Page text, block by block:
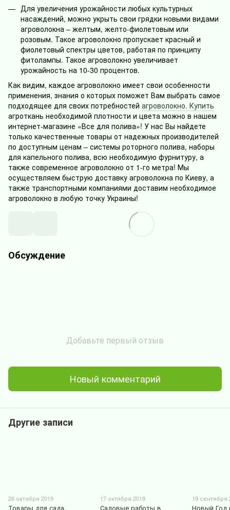
Для увеличения урожайности любых культурных
насаждений, можно укрыть свои грядки новыми видами
агроволокна – желтым, желто-фиолетовым или
розовым. Такое агроволокно пропускает красный и
фиолетовый спектры цветов, работая по принципу
фитолампы. Такое агроволокно увеличивает
урожайность на 10-30 процентов.
Как видим, каждое агроволокно имеет свои особенности
применения, знания о которых поможет Вам выбрать самое
подходящее для своих потребностей агроволокно. Купить
агроткань необходимой плотности и цвета можно в нашем
интернет-магазине «Все для полива»! У нас Вы найдете
только качественные товары от надежных производителей
по доступным ценам – системы роторного полива, наборы
для капельного полива, всю необходимую фурнитуру, а
также современное агроволокно от 1-го метра! Мы
осуществляем быструю доставку агроволокна по Киеву, а
также транспортными компаниями доставим необходимое
агроволокно в любую точку Украины!
Обсуждение
Добавьте первый отзыв
Новый комментарий
Другие записи
26 октября 2019
Товары для сада,
17 октября 2019
Садовые работы в
19 сентября
Новый Год